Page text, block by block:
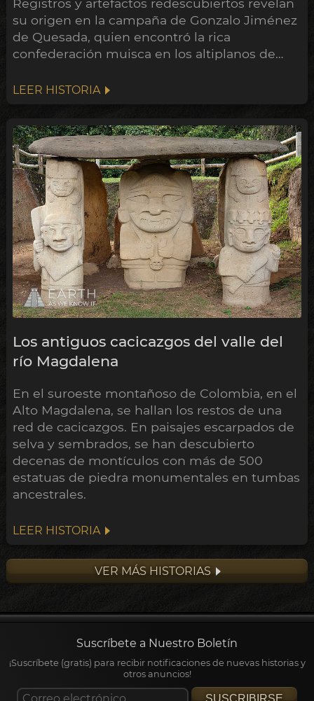
Registros y artefactos redescubiertos revelan
su origen en la campaña de Gonzalo Jiménez
de Quesada, quien encontró la rica
confederación muisca en los altiplanos de
LEER HISTORIA
Los antiguos cacicazgos del valle del
río Magdalena
En el suroeste montañoso de Colombia, en el
Alto Magdalena, se hallan los restos de una
red de cacicazgos. En paisajes escarpados de
selva y sembrados, se han descubierto
decenas de montículos con más de 500
estatuas de piedra monumentales en tumbas
ancestrales.
LEER HISTORIA
VER MÁS HISTORIAS
Suscríbete a Nuestro Boletín
¡Suscríbete (gratis) para recibir notificaciones de nuevas historias y
otros anuncios!
SUSCRIBIRSE